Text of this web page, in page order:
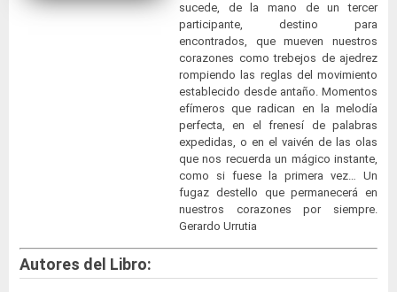
sucede, de la mano de un tercer
participante, destino para
encontrados, que mueven nuestros
corazones como trebejos de ajedrez
rompiendo las reglas del movimiento
establecido desde antaño. Momentos
efímeros que radican en la melodía
perfecta, en el frenesí de palabras
expedidas, o en el vaivén de las olas
que nos recuerda un mágico instante,
como si fuese la primera vez… Un
fugaz destello que permanecerá en
nuestros corazones por siempre.
Gerardo Urrutia
Autores del Libro: